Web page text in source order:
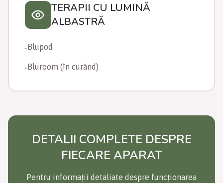
TERAPII CU LUMINĂ
ALBASTRĂ
•Blupod
•Bluroom (în curând)
DETALII COMPLETE DESPRE
FIECARE APARAT
Pentru informații detaliate despre funcționarea